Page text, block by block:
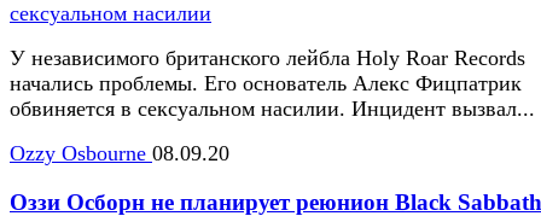
У независимого британского лейбла Holy Roar Records
начались проблемы. Его основатель Алекс Фицпатрик
обвиняется в сексуальном насилии. Инцидент вызвал...
Ozzy Osbourne 08.09.20
Оззи Осборн не планирует реюнион Black Sabbath